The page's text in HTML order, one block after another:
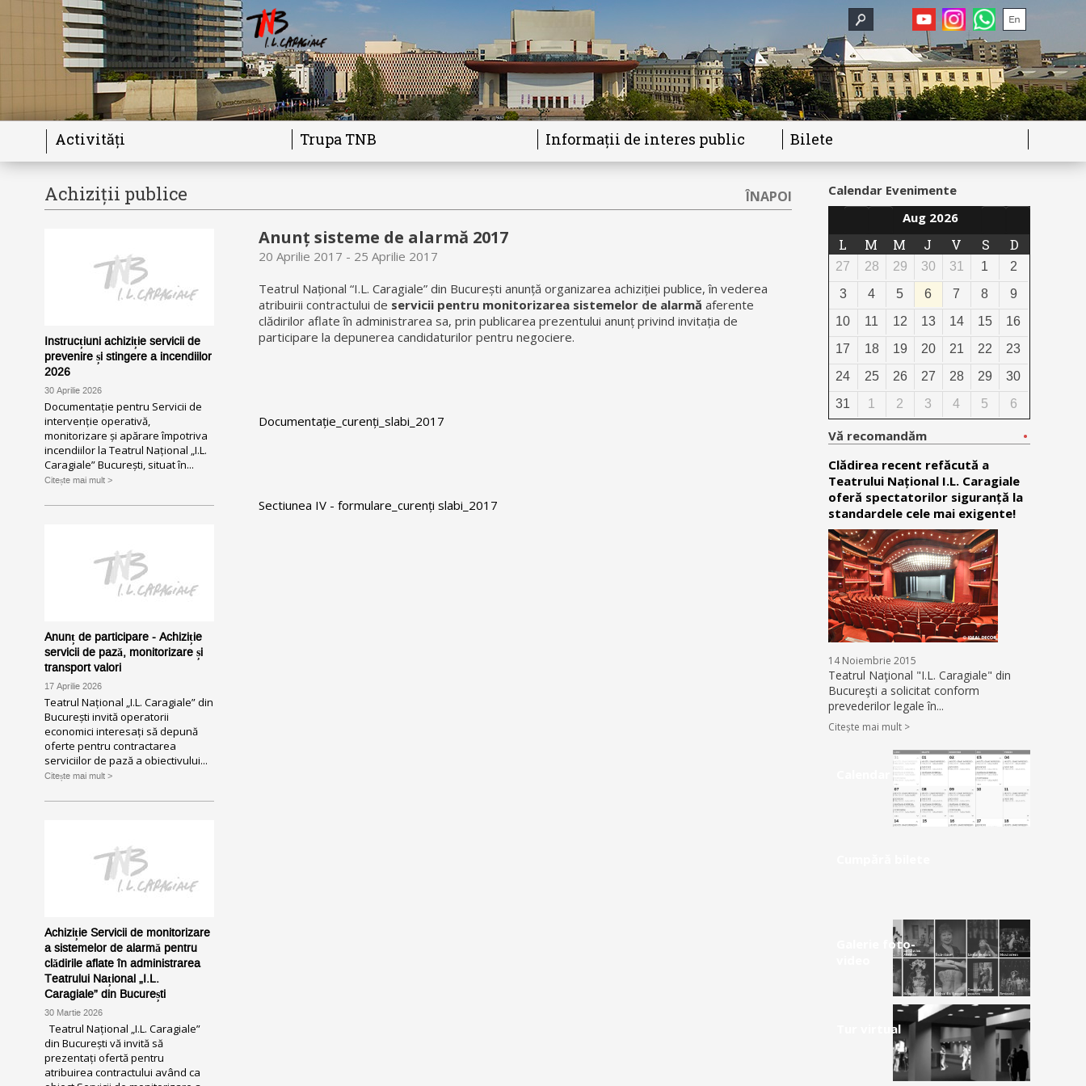
Activități Trupa TNB Informații de interes public Bilete
ÎNAPOI
Achiziții publice
Anunț sisteme de alarmă 2017
20 Aprilie 2017 - 25 Aprilie 2017
Teatrul Național “I.L. Caragiale” din București anunță organizarea achiziției publice, în vederea
atribuirii contractului de servicii pentru monitorizarea sistemelor de alarmă aferente
clădirilor aflate în administrarea sa, prin publicarea prezentului anunț privind invitația de
participare la depunerea candidaturilor pentru negociere.
Documentație_curenți_slabi_2017
Sectiunea IV - formulare_curenți slabi_2017
Instrucțiuni achiziție servicii de
prevenire și stingere a incendiilor
2026
30 Aprilie 2026
Documentație pentru Servicii de
intervenție operativă,
monitorizare și apărare împotriva
incendiilor la Teatrul Național „I.L.
Caragiale” București, situat în...
Citește mai mult >
Anunț de participare - Achiziție
servicii de pază, monitorizare și
transport valori
17 Aprilie 2026
Teatrul Național „I.L. Caragiale” din
București invită operatorii
economici interesați să depună
oferte pentru contractarea
serviciilor de pază a obiectivului...
Citește mai mult >
Achiziție Servicii de monitorizare
a sistemelor de alarmă pentru
clădirile aflate în administrarea
Teatrului Național „I.L.
Caragiale” din București
30 Martie 2026
Teatrul Național „I.L. Caragiale”
din București vă invită să
prezentați ofertă pentru
atribuirea contractului având ca
Calendar Evenimente
Aug 2026
L M M J V S D
27 28 29 30 31 1
2
3
4 5 6 7 8
9
10
11 12 13 14 15
16
17
18 19 20 21 22
23
24
25 26 27 28 29
30
31
1 2 3 4 5 6
Vă recomandăm
•
Clădirea recent refăcută a
Teatrului Național I.L. Caragiale
oferă spectatorilor siguranță la
standardele cele mai exigente!
14 Noiembrie 2015
Teatrul Naţional "I.L. Caragiale" din
Bucureşti a solicitat conform
prevederilor legale în...
Citește mai mult >
Galerie foto-
Tur virtual